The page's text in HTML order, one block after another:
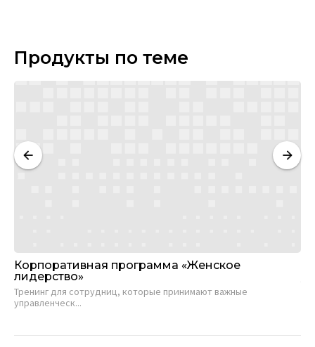
Продукты по теме
Корпоративная программа «Женское
лидерство»
Тренинг для сотрудниц, которые принимают важные
управленческ...